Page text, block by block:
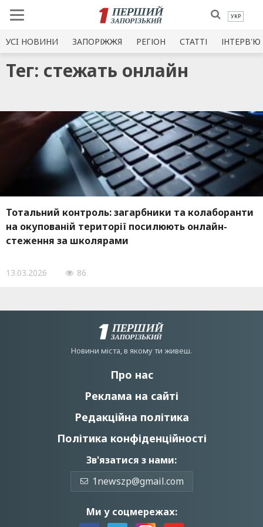
УКР
УСI НОВИНИ ЗАПОРІЖЖЯ РЕГІОН СТАТТІ ІНТЕРВ'Ю
Тег: стежать онлайн
Тотальний контроль: загарбники та колаборанти
на окупованій території посилюють онлайн-
стеження за школярами
13.03.2026 86
Новини мiста, в якому ти живеш.
Про нас
Реклама на сайті
Редакційна політика
Політика конфіденційності
Зв'язатися з нами:
1newszp@gmail.com
Ми у соцмережах: